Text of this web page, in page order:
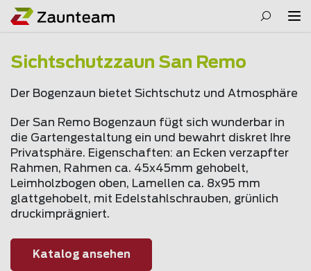
Sichtschutzzaun San Remo
Der Bogenzaun bietet Sichtschutz und Atmosphäre
Der San Remo Bogenzaun fügt sich wunderbar in
die Gartengestaltung ein und bewahrt diskret Ihre
Privatsphäre. Eigenschaften: an Ecken verzapfter
Rahmen, Rahmen ca. 45x45mm gehobelt,
Leimholzbogen oben, Lamellen ca. 8x95 mm
glattgehobelt, mit Edelstahlschrauben, grünlich
druckimprägniert.
Katalog ansehen